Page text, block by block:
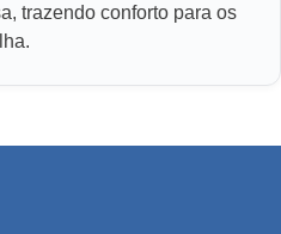
trazendo conforto para os